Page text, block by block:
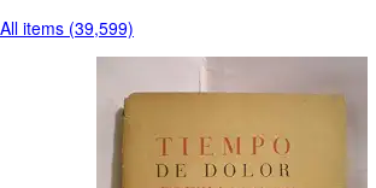
All items (39,599)